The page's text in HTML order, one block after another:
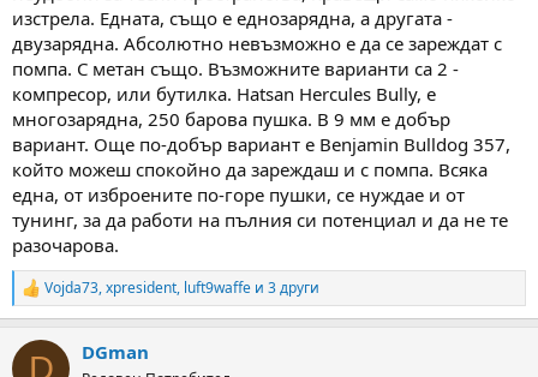
изстрела. Едната, също е еднозарядна, а другата -
двузарядна. Абсолютно невъзможно е да се зареждат с
помпа. С метан също. Възможните варианти са 2 -
компресор, или бутилка. Hatsan Hercules Bully, е
многозарядна, 250 барова пушка. В 9 мм е добър
вариант. Още по-добър вариант е Benjamin Bulldog 357,
който можеш спокойно да зареждаш и с помпа. Всяка
една, от изброените по-горе пушки, се нуждае и от
тунинг, за да работи на пълния си потенциал и да не те
разочарова.
R
e
c
Vojda73,xpresident, luft9waffe и 3 други
D DGman